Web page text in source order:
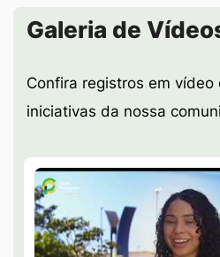
Seção Galeria de Vídeos
Galeria de
Confira registros em vídeo
iniciativas da nossa